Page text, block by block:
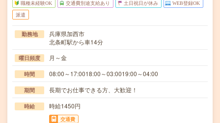
職種未経験OK 交通費別途支給あり 土日祝日が休み WEB登録OK
派遣
勤務地
兵庫県加西市
北条町駅から車14分
曜日頻度 月～金
時間 08:00～17:0018:00～03:0019:00～04:00
期間 長期でお仕事できる方、大歓迎！
時給 時給1450円
交通費